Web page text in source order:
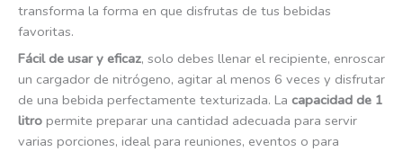
transforma la forma en que disfrutas de tus bebidas
favoritas.
Fácil de usar y eficaz, solo debes llenar el recipiente, enroscar
un cargador de nitrógeno, agitar al menos 6 veces y disfrutar
de una bebida perfectamente texturizada. La capacidad de 1
litro permite preparar una cantidad adecuada para servir
varias porciones, ideal para reuniones, eventos o para